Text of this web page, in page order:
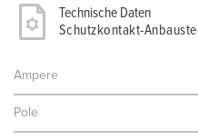
Technische Daten
Schutzkontakt-
Ampere
Pole